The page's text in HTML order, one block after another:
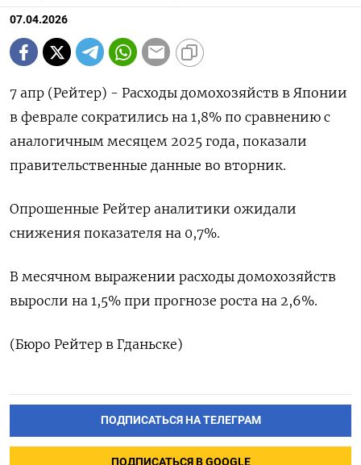
07.04.2026
7 апр (Рейтер) - Расходы домохозяйств ‌в Японии ​
в феврале сократились ​на ​1,8% ⁠по ‌сравнению ‌с
аналогичным месяцем ​2025 года, ‌показали ​
правительственные данные ‌во вторник.
Опрошенные Рейтер ​аналитики ​ожидали
‌снижения показателя ​на 0,7%.
В месячном выражении расходы домохозяйств
выросли ​на ⁠1,5% при прогнозе ‌роста ‌на 2,6%.
(Бюро ​Рейтер в ‌Гданьске)
ПОДПИСАТЬСЯ НА ТЕЛЕГРАМ
ПОДПИСАТЬСЯ В GOOGLE